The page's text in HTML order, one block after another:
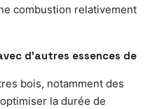
combustion relativement
d’autres essences de
bois, notamment des
la durée de